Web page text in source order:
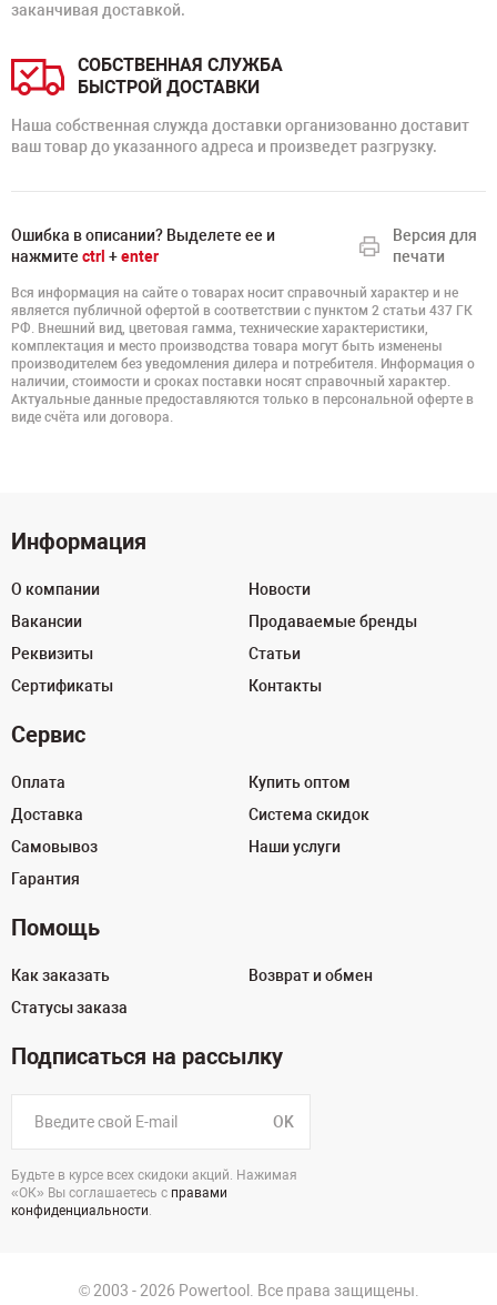
заканчивая доставкой.
СОБСТВЕННАЯ СЛУЖБА
БЫСТРОЙ ДОСТАВКИ
Наша собственная служда доставки организованно доставит
ваш товар до указанного адреса и произведет разгрузку.
Ошибка в описании? Выделете ее и
нажмите ctrl +enter
Версия для
печати
Вся информация на сайте о товарах носит справочный характер и не
является публичной офертой в соответствии с пунктом 2 статьи 437 ГК
РФ. Внешний вид, цветовая гамма, технические характеристики,
комплектация и место производства товара могут быть изменены
производителем без уведомления дилера и потребителя. Информация о
наличии, стоимости и сроках поставки носят справочный характер.
Актуальные данные предоставляются только в персональной оферте в
виде счёта или договора.
Информация
О компании
Вакансии
Реквизиты
Сертификаты
Новости
Продаваемые бренды
Статьи
Контакты
Сервис
Оплата
Доставка
Самовывоз
Гарантия
Купить оптом
Система скидок
Наши услуги
Помощь
Как заказать
Статусы заказа
Возврат и обмен
Подписаться на рассылку
OK
Будьте в курсе всех скидоки акций. Нажимая
«ОК» Вы соглашаетесь с правами
конфиденциальности.
© 2003 - 2026 Powertool. Все права защищены.